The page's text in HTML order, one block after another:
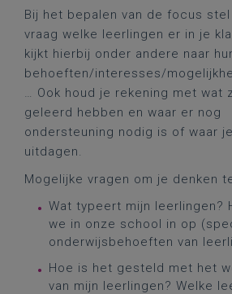
Bij het bepalen van de focus
vraag welke leerlingen er in je
kijkt hierbij onder andere naar
behoeften/interesses/
… Ook houd je rekening met wat
geleerd hebben en waar er nog
ondersteuning nodig is of waar
uitdagen.
Mogelijke vragen om je denken
Wat typeert mijn leerlingen?
we in onze school in op
onderwijsbehoeften van
Hoe is het gesteld met het
van mijn leerlingen? Welke